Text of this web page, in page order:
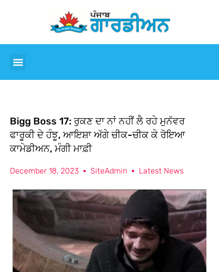
Bigg Boss 17: ਰੁਕਣ ਦਾ ਨਾਂ ਨਹੀਂ ਲੈ ਰਹੇ ਮੁਨੱਵਰ
ਫਾਰੂਕੀ ਦੇ ਹੰਝੂ, ਆਇਸ਼ਾ ਅੱਗੇ ਚੀਕ-ਚੀਕ ਕੇ ਰੋਇਆ
ਕਾਮੇਡੀਅਨ, ਮੰਗੀ ਮਾਫ਼ੀ
December 18, 2023 SiteAdmin Latest News